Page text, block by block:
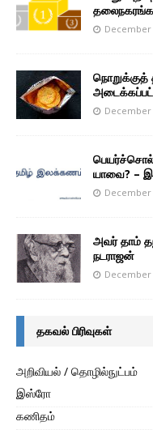
December
நொறுக்குத்
December
யாவை? –
December
அவர் தாம்
நடராஜன்
December
தகவல் பிரிவுகள்
அறிவியல் / தொழில்நுட்பம்
இஸ்ரோ
கணிதம்